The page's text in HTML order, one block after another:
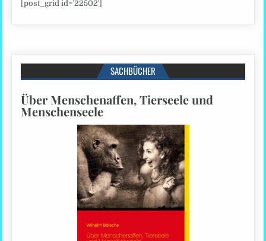
[post_grid id=’22502′]
SACHBÜCHER
Über Menschenaffen, Tierseele und
Menschenseele